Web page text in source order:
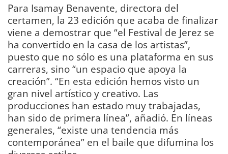
Para Isamay Benavente, directora del
certamen, la 23 edición que acaba de finalizar
viene a demostrar que “el Festival de Jerez se
ha convertido en la casa de los artistas”,
puesto que no sólo es una plataforma en sus
carreras, sino “un espacio que apoya la
creación”. “En esta edición hemos visto un
gran nivel artístico y creativo. Las
producciones han estado muy trabajadas,
han sido de primera línea”, añadió. En líneas
generales, “existe una tendencia más
contemporánea” en el baile que difumina los